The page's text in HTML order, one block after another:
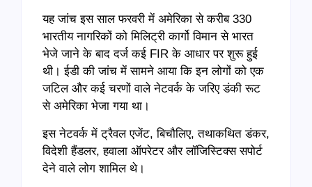
यह जांच इस साल फरवरी में अमेरिका से करीब 330
भारतीय नागरिकों को मिलिट्री कार्गो विमान से भारत
भेजे जाने के बाद दर्ज कई FIR के आधार पर शुरू हुई
थी। ईडी की जांच में सामने आया कि इन लोगों को एक
जटिल और कई चरणों वाले नेटवर्क के जरिए डंकी रूट
से अमेरिका भेजा गया था।
इस नेटवर्क में ट्रैवल एजेंट, बिचौलिए, तथाकथित डंकर,
विदेशी हैंडलर, हवाला ऑपरेटर और लॉजिस्टिक्स सपोर्ट
देने वाले लोग शामिल थे।